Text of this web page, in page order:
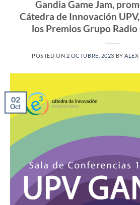
Gandia Game Jam,
Cátedra de Innovación
los Premios Grupo
POSTED ON 2 OCTUBRE, 2023 BY
02
Oct